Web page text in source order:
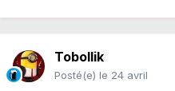
Tobollik
Posté(e) le 24 avril